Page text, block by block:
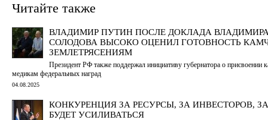
Читайте также
ВЛАДИМИР ПУТИН ПОСЛЕ ДОКЛАДА
СОЛОДОВА ВЫСОКО ОЦЕНИЛ ГОТОВНОСТЬ
ЗЕМЛЕТРЯСЕНИЯМ
Президент РФ также поддержал инициативу губернатора о присвоении
медикам федеральных наград
04.08.2025
КОНКУРЕНЦИЯ ЗА РЕСУРСЫ, ЗА ИНВЕСТОРОВ,
БУДЕТ УСИЛИВАТЬСЯ